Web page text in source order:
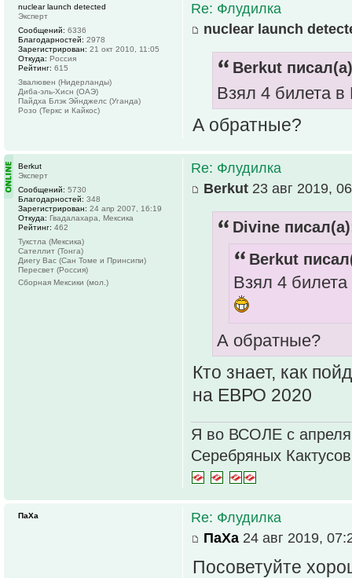
Re: Флудилка
nuclear launch
Berkut
Взял 4 билета
А обратные?
nuclear launch detected
Эксперт
Сообщений: 6336
Благодарностей: 2978
Зарегистрирован: 21 окт 2010, 11:05
Откуда: Россия
Рейтинг: 615
Звалювен (Нидерланды)
Диба-эль-Хисн (ОАЭ)
Пайдха Блэк Эйнджелс (Уганда)
Розо (Теркс и Кайкос)
Re: Флудилка
Berkut 23 авг 2019,
Divine
Berkut
Взял 4
А обратные?
Кто знает, как
на ЕВРО 2020
Я во ВСОЛЕ с апреля
Серебряных
Berkut
Эксперт
Сообщений: 5730
Благодарностей: 348
Зарегистрирован: 24 апр 2007, 16:19
Откуда: Гвадалахара, Мексика
Рейтинг: 462
Тукстла (Мексика)
Сателлит (Тонга)
Диегу Вас (Сан Томе и Принсипи)
Пересвет (Россия)
Сборная Мексики (мол.)
Re: Флудилка
ПаХа 24 авг 2019,
Посоветуйте
ПаХа